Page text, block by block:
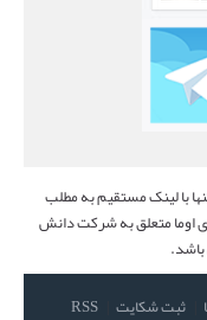
با لینک مستقیم به مطلب
اوما متعلق به شرکت دانش
RSS ثبت شکایت